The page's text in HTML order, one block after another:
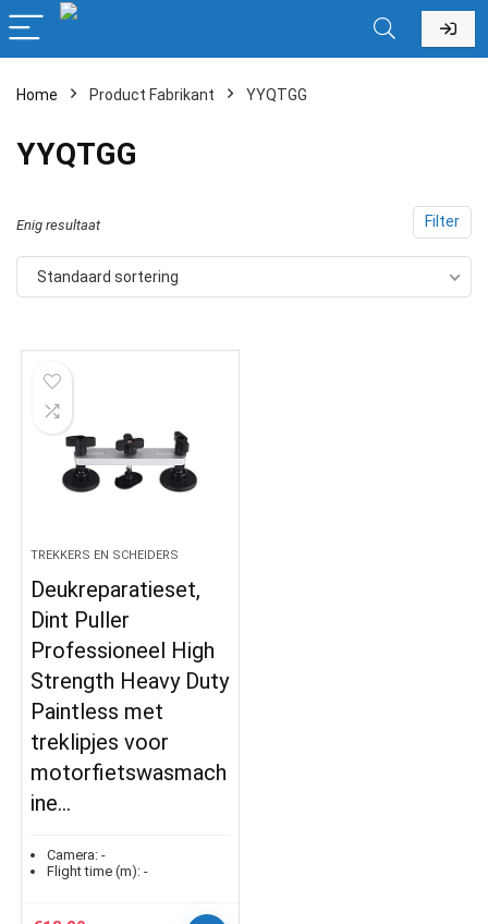
Home Product Fabrikant ‎YYQTGG
‎YYQTGG
Filter
Enig resultaat
Standaard sortering
TREKKERS EN SCHEIDERS
Deukreparatieset,
Dint Puller
Professioneel High
Strength Heavy Duty
Paintless met
treklipjes voor
motorfietswasmach
ine…
Camera: -
Flight time (m): -